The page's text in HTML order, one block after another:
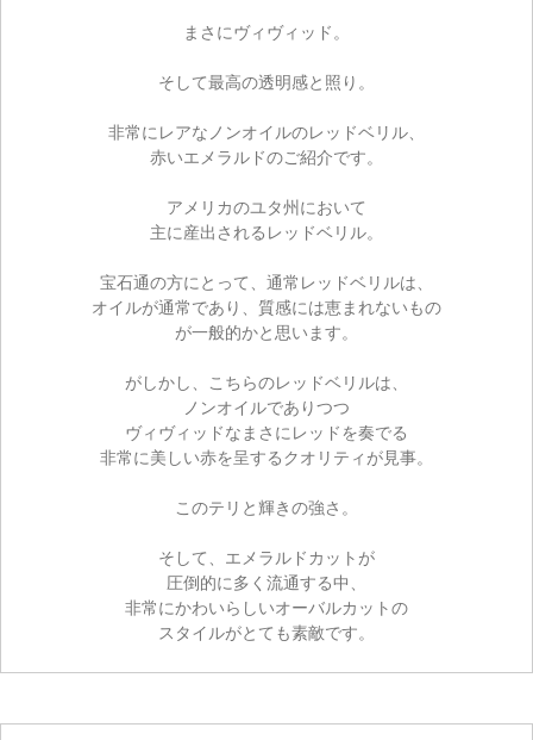
まさにヴィヴィッド。
そして最高の透明感と照り。
非常にレアなノンオイルのレッドベリル、
赤いエメラルドのご紹介です。
アメリカのユタ州において
主に産出されるレッドベリル。
宝石通の方にとって、通常レッドベリルは、
オイルが通常であり、質感には恵まれないもの
が一般的かと思います。
がしかし、こちらのレッドベリルは、
ノンオイルでありつつ
ヴィヴィッドなまさにレッドを奏でる
非常に美しい赤を呈するクオリティが見事。
このテリと輝きの強さ。
そして、エメラルドカットが
圧倒的に多く流通する中、
非常にかわいらしいオーバルカットの
スタイルがとても素敵です。